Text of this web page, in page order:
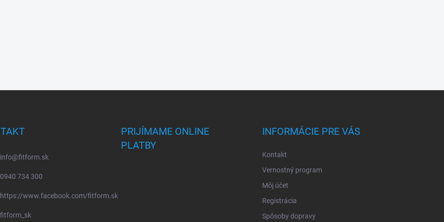
info@fitform.sk
0940 734 300
https://www.facebook.com/fitform.sk
fitform_sk
PRIJÍMAME ONLINE
PLATBY
INFORMÁCIE PRE VÁS
Kontakt
Vernostný program
Môj účet
Registrácia
Spôsoby dopravy